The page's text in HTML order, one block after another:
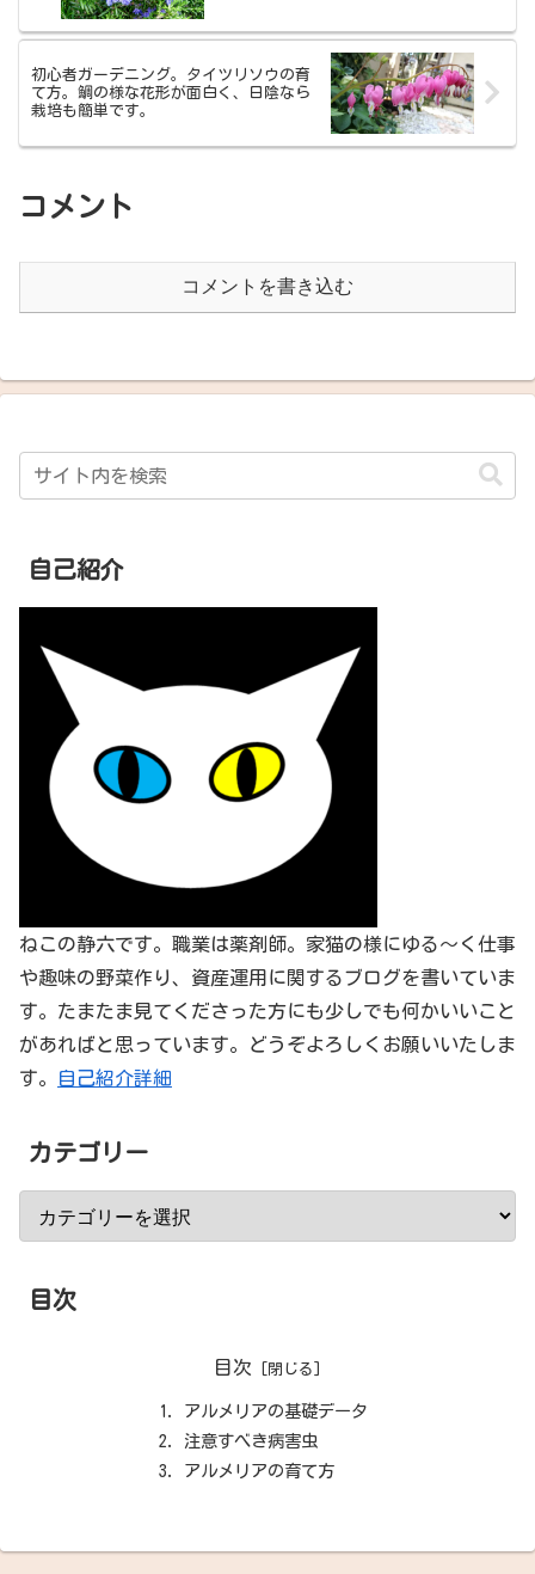
初心者ガーデニング。タイツリソウの育
て方。鯛の様な花形が面白く、日陰なら
栽培も簡単です。
コメント
コメントを書き込む
自己紹介
ねこの静六です。職業は薬剤師。家猫の様にゆる～く仕事
や趣味の野菜作り、資産運用に関するブログを書いていま
す。たまたま見てくださった方にも少しでも何かいいこと
があればと思っています。どうぞよろしくお願いいたしま
す。
自己紹介詳細
カテゴリー
目次
目次
アルメリアの基礎データ
注意すべき病害虫
アルメリアの育て方